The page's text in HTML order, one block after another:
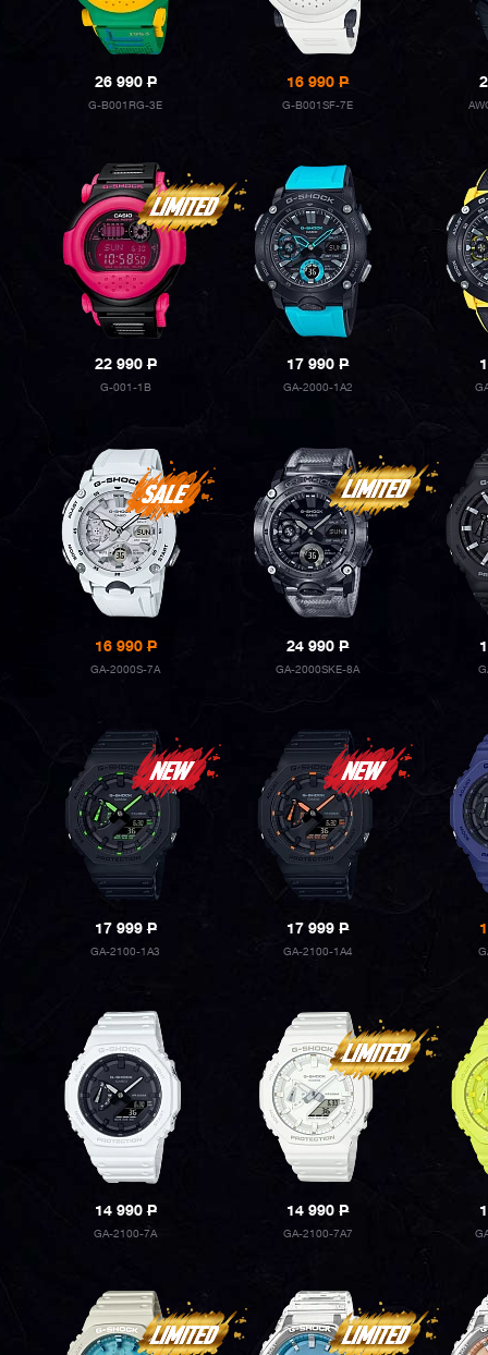
26 990P
G-B001RG-3E
16 990P
G-B001SF-7E
22 990P
G-001-1B
17 990P
GA-2000-1A2
16 990P
GA-2000S-7A
24 990P
GA-2000SKE-8A
17 999P
GA-2100-1A3
17 999P
GA-2100-1A4
14 990P
GA-2100-7A
14 990P
GA-2100-7A7